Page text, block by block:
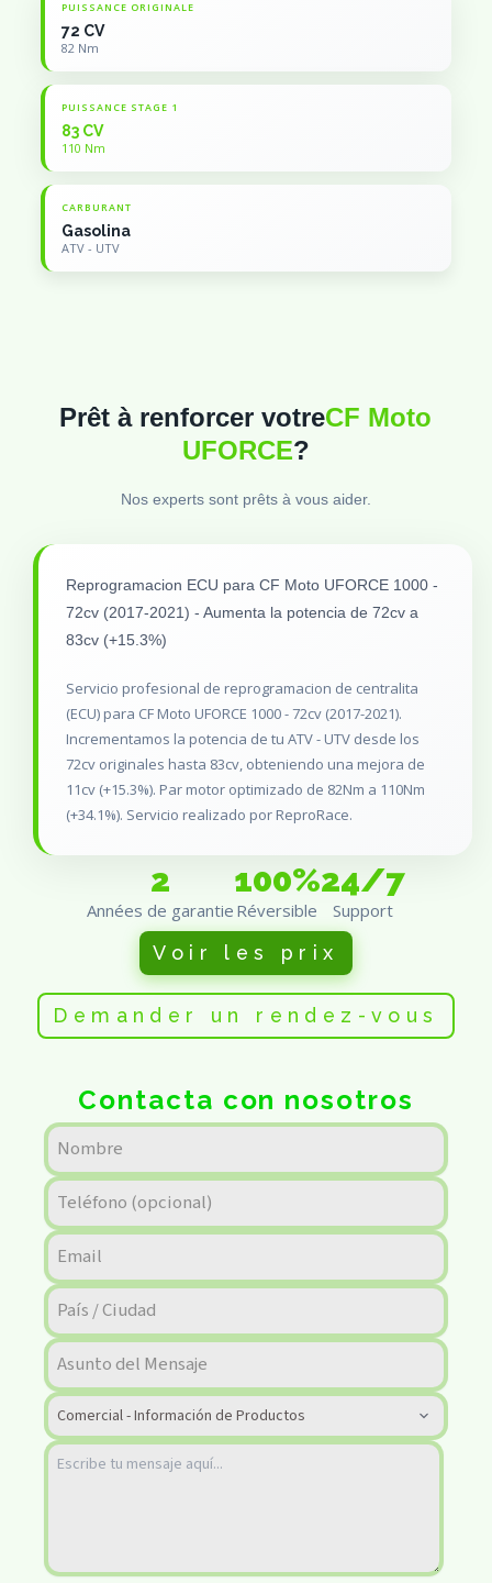
PUISSANCE ORIGINALE
72 CV
82 Nm
PUISSANCE STAGE 1
83 CV
110 Nm
CARBURANT
Gasolina
ATV - UTV
Prêt à renforcer votreCF Moto
UFORCE?
Nos experts sont prêts à vous aider.
Reprogramacion ECU para CF Moto UFORCE 1000 -
72cv (2017-2021) - Aumenta la potencia de 72cv a
83cv (+15.3%)
Servicio profesional de reprogramacion de centralita
(ECU) para CF Moto UFORCE 1000 - 72cv (2017-2021).
Incrementamos la potencia de tu ATV - UTV desde los
72cv originales hasta 83cv, obteniendo una mejora de
11cv (+15.3%). Par motor optimizado de 82Nm a 110Nm
(+34.1%). Servicio realizado por ReproRace.
2
Années de garantie
100%
Réversible
24/7
Support
Voir les prix
Demander un rendez-vous
Contacta con nosotros